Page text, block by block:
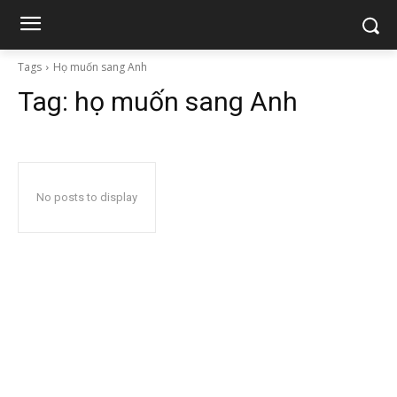
Tags Họ muốn sang Anh
Tag: họ muốn sang Anh
No posts to display